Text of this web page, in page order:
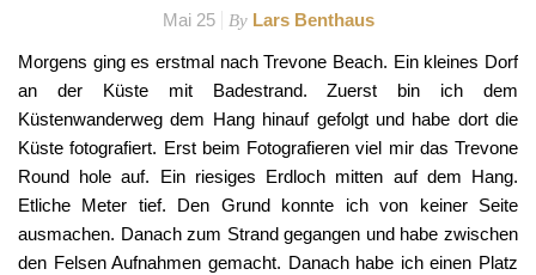
Mai 25 By Lars Benthaus
Morgens ging es erstmal nach Trevone Beach. Ein kleines Dorf
an der Küste mit Badestrand. Zuerst bin ich dem
Küstenwanderweg dem Hang hinauf gefolgt und habe dort die
Küste fotografiert. Erst beim Fotografieren viel mir das Trevone
Round hole auf. Ein riesiges Erdloch mitten auf dem Hang.
Etliche Meter tief. Den Grund konnte ich von keiner Seite
ausmachen. Danach zum Strand gegangen und habe zwischen
den Felsen Aufnahmen gemacht. Danach habe ich einen Platz